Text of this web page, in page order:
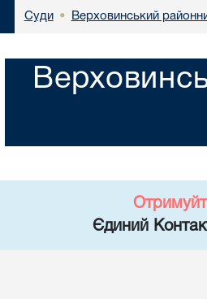
Суди • Верховинський
Єдиний